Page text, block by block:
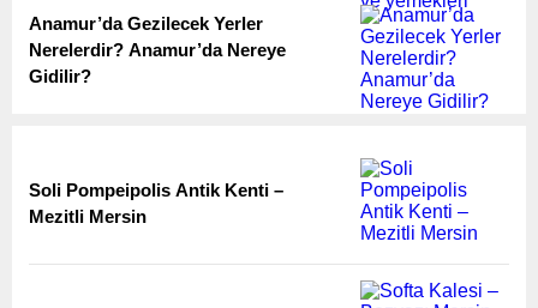
Anamur’da Gezilecek Yerler
Nerelerdir? Anamur’da Nereye
Gidilir?
Soli Pompeipolis Antik Kenti –
Mezitli Mersin